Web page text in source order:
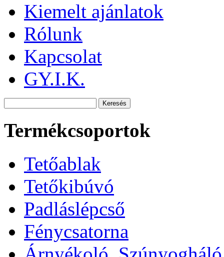
Kiemelt ajánlatok
Rólunk
Kapcsolat
GY.I.K.
Termékcsoportok
Tetőablak
Tetőkibúvó
Padláslépcső
Fénycsatorna